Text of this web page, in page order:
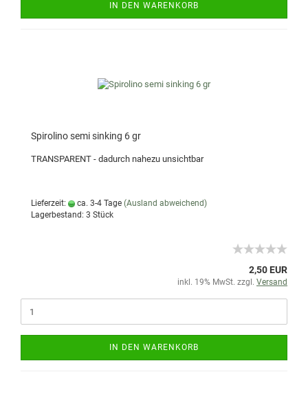
IN DEN WARENKORB
Spirolino semi sinking 6 gr
TRANSPARENT - dadurch nahezu unsichtbar
Lieferzeit: ca. 3-4 Tage (Ausland abweichend)
Lagerbestand: 3 Stück
2,50 EUR
inkl. 19% MwSt. zzgl. Versand
IN DEN WARENKORB